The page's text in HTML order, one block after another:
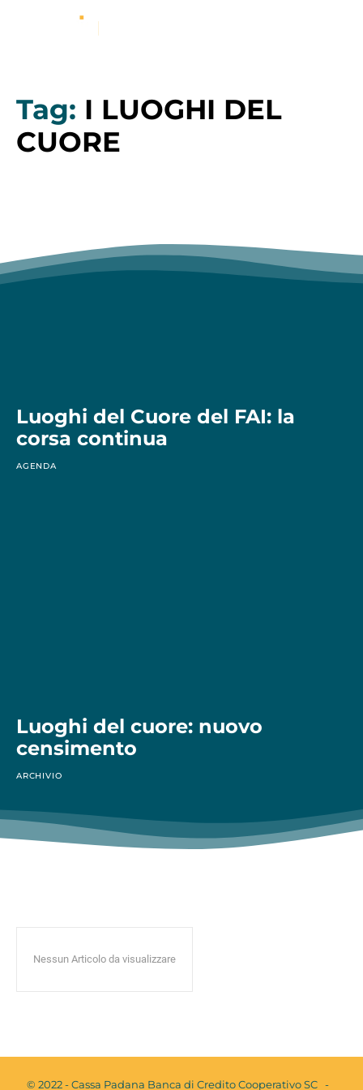
Tag: I LUOGHI DEL
CUORE
Luoghi del Cuore del FAI: la
corsa continua
AGENDA
Luoghi del cuore: nuovo
censimento
ARCHIVIO
Nessun Articolo da visualizzare
© 2022 - Cassa Padana Banca di Credito Cooperativo SC -